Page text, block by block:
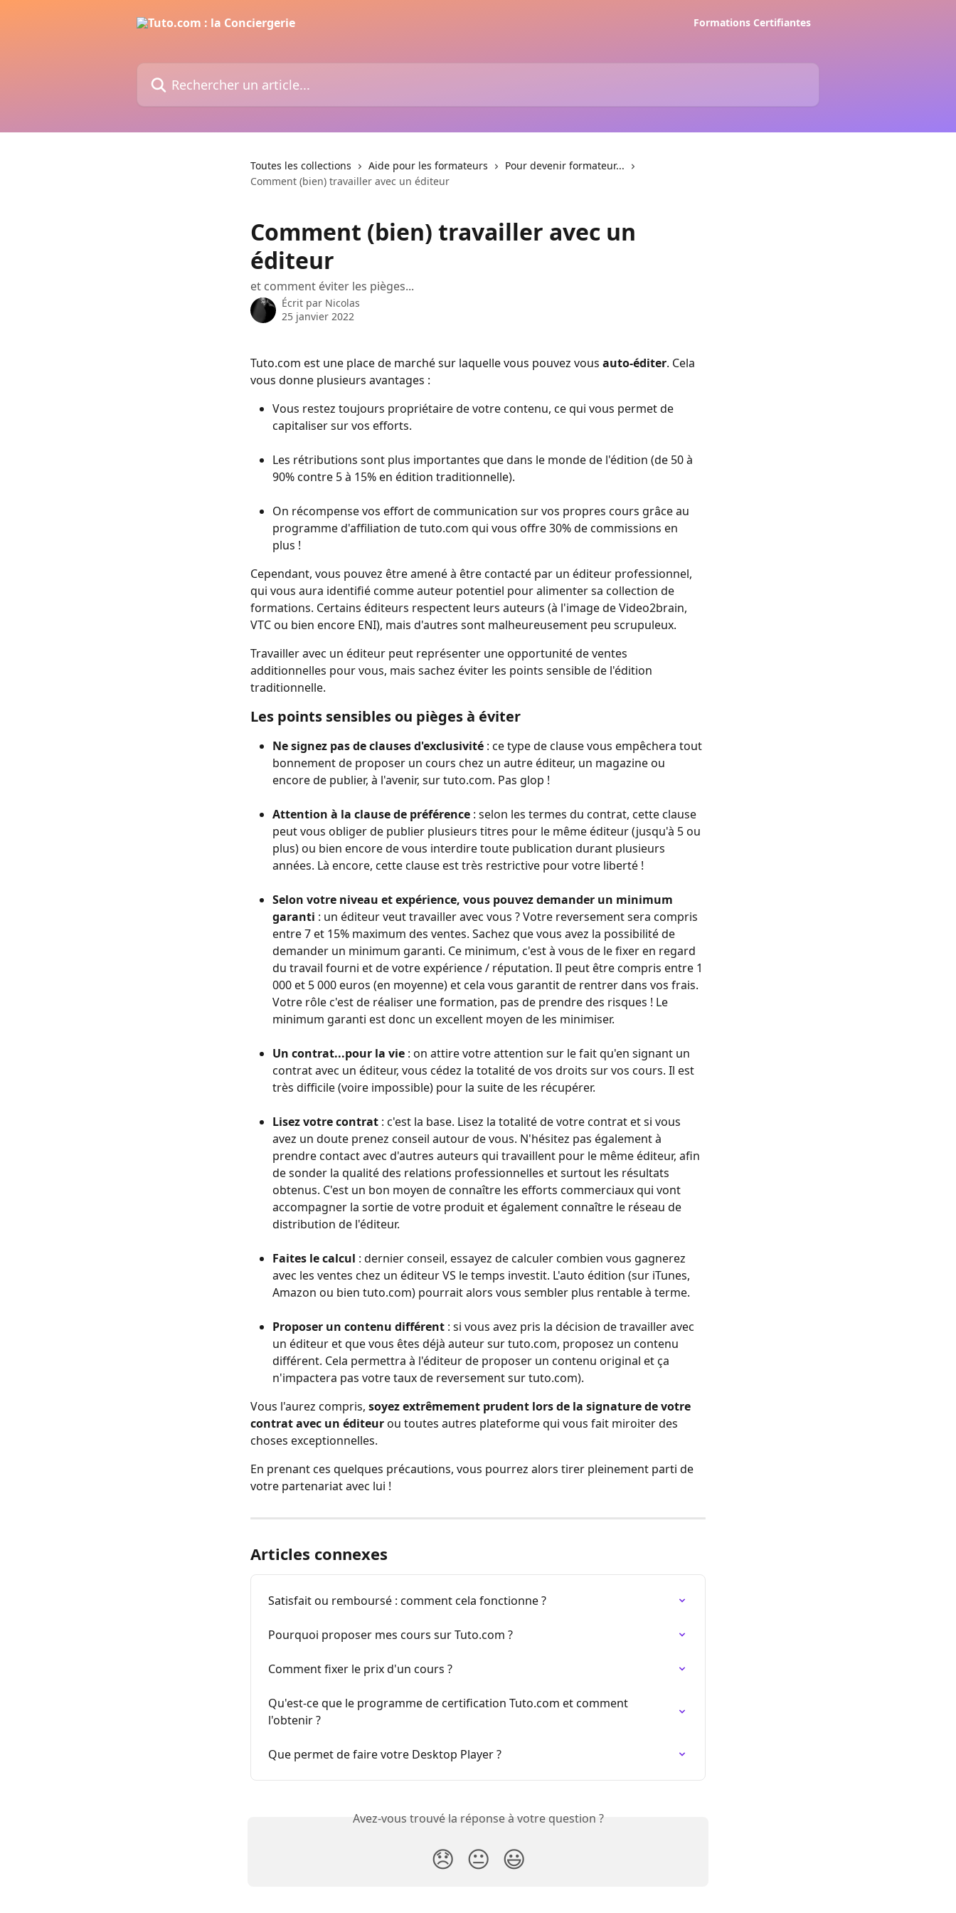
Formations Certifiantes
Rechercher un article...
Toutes les collections Aide pour les formateurs
Pour devenir formateur...
Comment (bien) travailler avec un éditeur
Comment (bien) travailler avec un
éditeur
et comment éviter les pièges...
Écrit par Nicolas
25 janvier 2022
Tuto.com est une place de marché sur laquelle vous pouvez vous auto-éditer. Cela
vous donne plusieurs avantages :
Vous restez toujours propriétaire de votre contenu, ce qui vous permet de
capitaliser sur vos efforts.
Les rétributions sont plus importantes que dans le monde de l'édition (de 50 à
90% contre 5 à 15% en édition traditionnelle).
On récompense vos effort de communication sur vos propres cours grâce au
programme d'affiliation de tuto.com qui vous offre 30% de commissions en
plus !
Cependant, vous pouvez être amené à être contacté par un éditeur professionnel,
qui vous aura identifié comme auteur potentiel pour alimenter sa collection de
formations. Certains éditeurs respectent leurs auteurs (à l'image de Video2brain,
VTC ou bien encore ENI), mais d'autres sont malheureusement peu scrupuleux.
Travailler avec un éditeur peut représenter une opportunité de ventes
additionnelles pour vous, mais sachez éviter les points sensible de l'édition
traditionnelle.
Les points sensibles ou pièges à éviter
Ne signez pas de clauses d'exclusivité : ce type de clause vous empêchera tout
bonnement de proposer un cours chez un autre éditeur, un magazine ou
encore de publier, à l'avenir, sur tuto.com. Pas glop !
Attention à la clause de préférence : selon les termes du contrat, cette clause
peut vous obliger de publier plusieurs titres pour le même éditeur (jusqu'à 5 ou
plus) ou bien encore de vous interdire toute publication durant plusieurs
années. Là encore, cette clause est très restrictive pour votre liberté !
Selon votre niveau et expérience, vous pouvez demander un minimum
garanti : un éditeur veut travailler avec vous ? Votre reversement sera compris
entre 7 et 15% maximum des ventes. Sachez que vous avez la possibilité de
demander un minimum garanti. Ce minimum, c'est à vous de le fixer en regard
du travail fourni et de votre expérience / réputation. Il peut être compris entre 1
000 et 5 000 euros (en moyenne) et cela vous garantit de rentrer dans vos frais.
Votre rôle c'est de réaliser une formation, pas de prendre des risques ! Le
minimum garanti est donc un excellent moyen de les minimiser.
Un contrat...pour la vie : on attire votre attention sur le fait qu'en signant un
contrat avec un éditeur, vous cédez la totalité de vos droits sur vos cours. Il est
très difficile (voire impossible) pour la suite de les récupérer.
Lisez votre contrat : c'est la base. Lisez la totalité de votre contrat et si vous
avez un doute prenez conseil autour de vous. N'hésitez pas également à
prendre contact avec d'autres auteurs qui travaillent pour le même éditeur, afin
de sonder la qualité des relations professionnelles et surtout les résultats
obtenus. C'est un bon moyen de connaître les efforts commerciaux qui vont
accompagner la sortie de votre produit et également connaître le réseau de
distribution de l'éditeur.
Faites le calcul : dernier conseil, essayez de calculer combien vous gagnerez
avec les ventes chez un éditeur VS le temps investit. L'auto édition (sur iTunes,
Amazon ou bien tuto.com) pourrait alors vous sembler plus rentable à terme.
Proposer un contenu différent : si vous avez pris la décision de travailler avec
un éditeur et que vous êtes déjà auteur sur tuto.com, proposez un contenu
différent. Cela permettra à l'éditeur de proposer un contenu original et ça
n'impactera pas votre taux de reversement sur tuto.com).
Vous l'aurez compris, soyez extrêmement prudent lors de la signature de votre
contrat avec un éditeur ou toutes autres plateforme qui vous fait miroiter des
choses exceptionnelles.
En prenant ces quelques précautions, vous pourrez alors tirer pleinement parti de
votre partenariat avec lui !
Articles connexes
Satisfait ou remboursé : comment cela fonctionne ?
Pourquoi proposer mes cours sur Tuto.com ?
Comment fixer le prix d'un cours ?
Qu'est-ce que le programme de certification Tuto.com et comment
l'obtenir ?
Que permet de faire votre Desktop Player ?
Avez-vous trouvé la réponse à votre question ?
😞 😐 😃